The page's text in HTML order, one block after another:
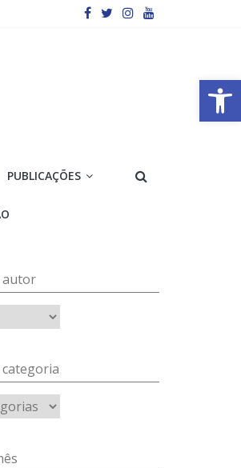
Barra de Ferramentas Aberta
PUBLICAÇÕES
autor